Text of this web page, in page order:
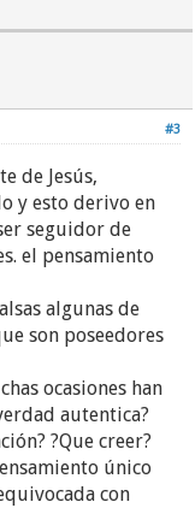
#3
de Jesús,
y esto derivo en
seguidor de
el pensamiento
algunas de
son poseedores
ocasiones han
autentica?
?Que creer?
único
con